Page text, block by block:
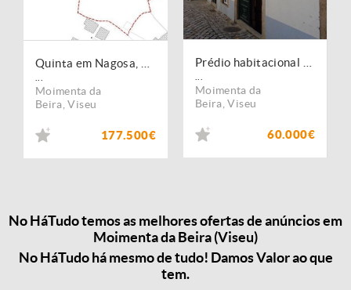
Moimenta da
Beira ,Viseu
177.500€
Moimenta da
Beira ,Viseu
60.000€
No HáTudo temos as melhores ofertas de anúncios em
Moimenta da Beira (Viseu)
No HáTudo há mesmo de tudo! Damos Valor ao que
tem.